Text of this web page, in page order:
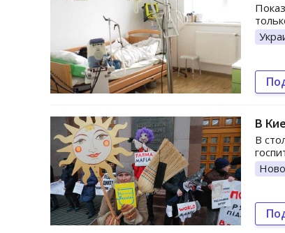
В
В